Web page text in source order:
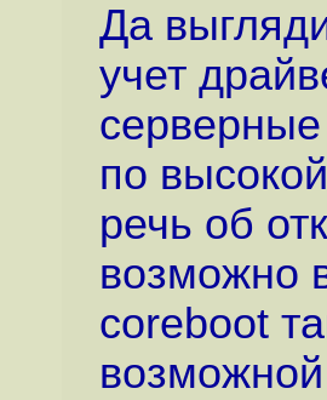
Да
учет
серверные
по
речь об
возможно
coreboot